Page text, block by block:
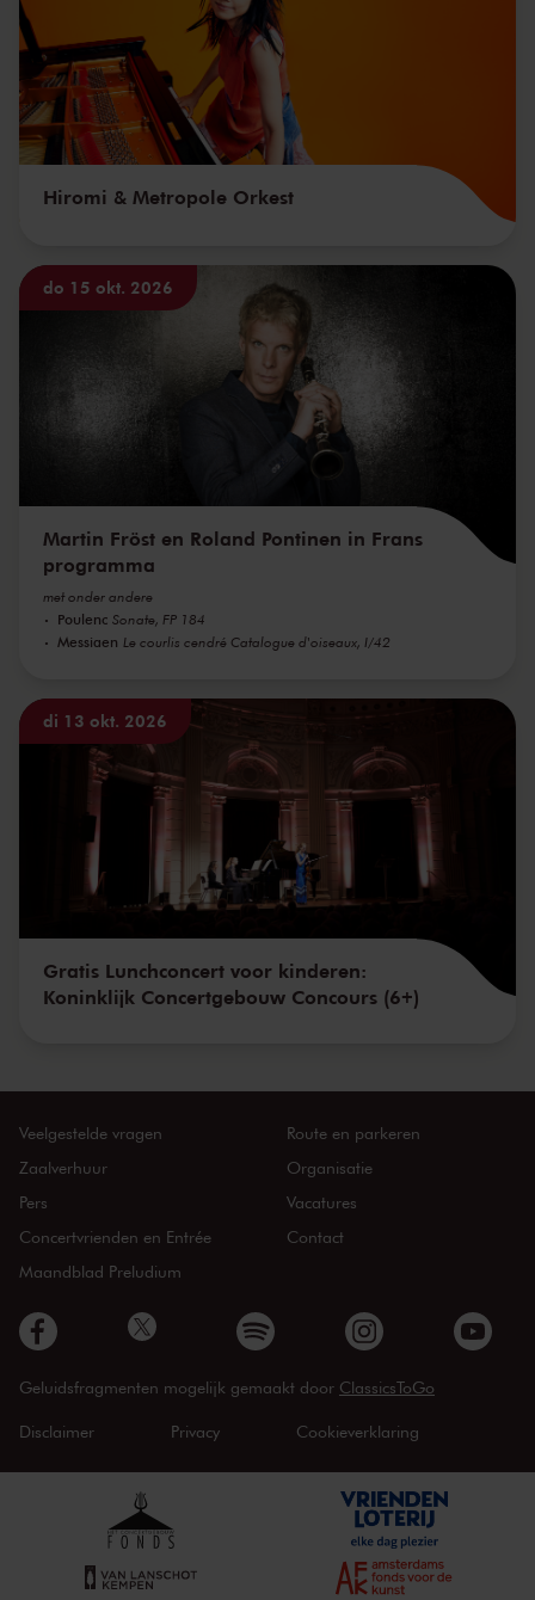
Hiromi & Metropole Orkest
do 15 okt. 2026
Martin Fröst en Roland Pontinen in Frans
programma
met onder andere
Poulenc Sonate, FP 184
Messiaen Le courlis cendré Catalogue d'oiseaux, I/42
di 13 okt. 2026
Gratis Lunchconcert voor kinderen:
Koninklijk Concertgebouw Concours (6+)
Veelgestelde vragen
Zaalverhuur
Pers
Concertvrienden en Entrée
Maandblad Preludium
Route en parkeren
Organisatie
Vacatures
Contact
Geluidsfragmenten mogelijk gemaakt door ClassicsToGo
Disclaimer Privacy Cookieverklaring